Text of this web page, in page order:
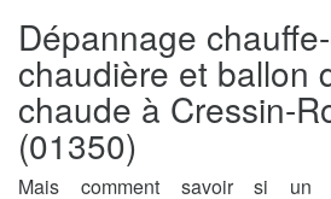
Dépannage
chaudière et ballon
chaude à Cressin-
(01350)
Mais comment savoir si un